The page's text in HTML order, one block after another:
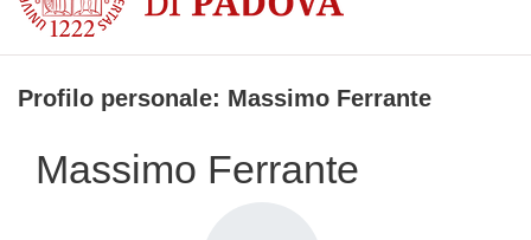
Profilo personale: Massimo Ferrante
Massimo Ferrante